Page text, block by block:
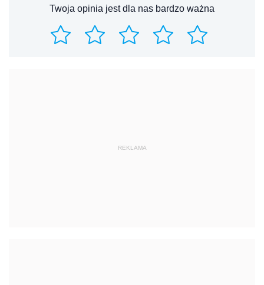
Twoja opinia jest dla nas bardzo ważna
REKLAMA